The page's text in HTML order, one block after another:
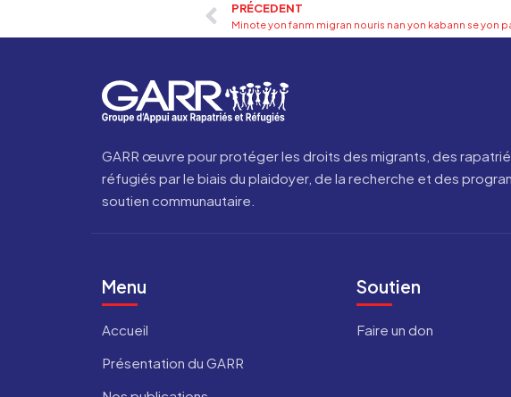
PRÉCEDENT
GARR œuvre pour protéger les droits des migrants, des
réfugiés par le biais du plaidoyer, de la recherche et des
soutien communautaire.
Menu
Accueil
Présentation du GARR
Soutien
Faire un don